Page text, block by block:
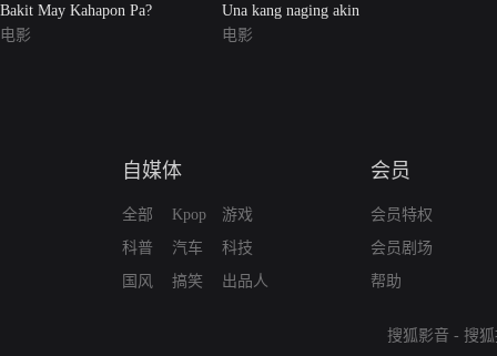
Bakit May Kahapon Pa?
电影
Una kang naging akin
电影
自媒体
全部
科普
国风
Kpop
汽车
搞笑
游戏
科技
出品人
会员
会员特权
会员剧场
帮助
搜狐影音 - 搜